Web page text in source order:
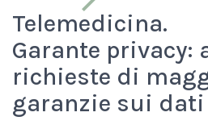
Telemedicina.
Garante privacy:
richieste di
garanzie sui